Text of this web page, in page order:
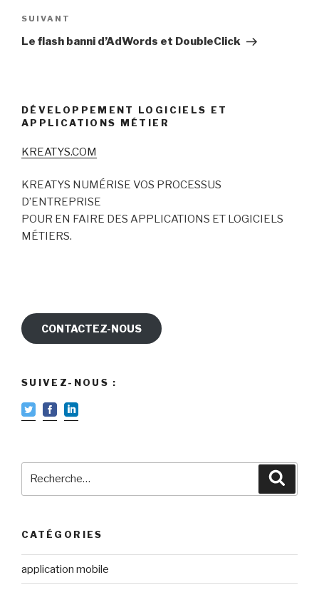
Article
suivant
SUIVANT
Le flash banni d’AdWords et DoubleClick
DÉVELOPPEMENT LOGICIELS ET
APPLICATIONS MÉTIER
KREATYS.COM
KREATYS NUMÉRISE VOS PROCESSUS
D’ENTREPRISE
POUR EN FAIRE DES APPLICATIONS ET LOGICIELS
MÉTIERS.
CONTACTEZ-NOUS
SUIVEZ-NOUS :
CATÉGORIES
application mobile